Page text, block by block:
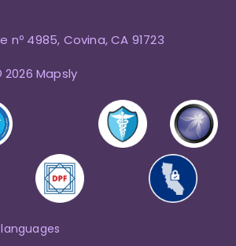
nº 4985, Covina, CA 91723
Mapsly